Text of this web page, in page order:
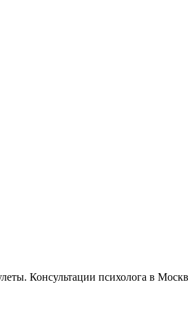
Консультации психолога в